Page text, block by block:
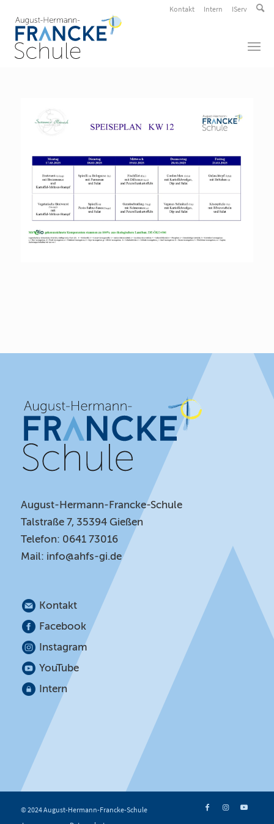
Kontakt Intern IServ
August-Hermann-Francke-Schule
Talstraße 7, 35394 Gießen
Telefon: 0641 73016
Mail: info@ahfs-gi.de
Kontakt
Facebook
Instagram
YouTube
Intern
© 2024 August-Hermann-Francke-Schule